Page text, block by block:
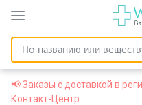
📢 Заказы с доставкой в
Контакт-Центр